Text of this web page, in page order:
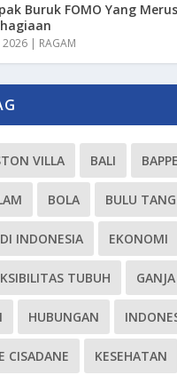
Buruk FOMO Yang
2026 | RAGAM
VILLA BALI
BOLA BULU
DI INDONESIA EKONOMI
TUBUH GANJA
HUBUNGAN
CISADANE KESEHATAN